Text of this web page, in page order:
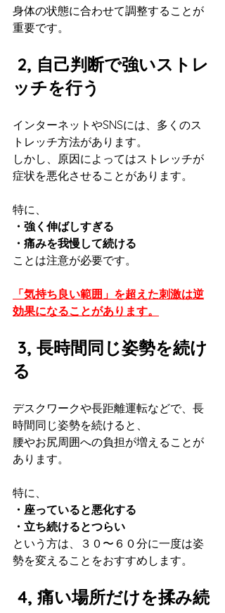
身体の状態に合わせて調整することが
重要です。
ッチを行う
インターネットやSNSには、多くのス
トレッチ方法があります。
しかし、原因によってはストレッチが
症状を悪化させることがあります。
特に、
・強く伸ばしすぎる
・痛みを我慢して続ける
ことは注意が必要です。
「気持ち良い範囲」を超えた刺激は逆
効果になることがあります。
る
デスクワークや長距離運転などで、長
時間同じ姿勢を続けると、
腰やお尻周囲への負担が増えることが
あります。
特に、
・座っていると悪化する
・立ち続けるとつらい
という方は、３０〜６０分に一度は姿
勢を変えることをおすすめします。